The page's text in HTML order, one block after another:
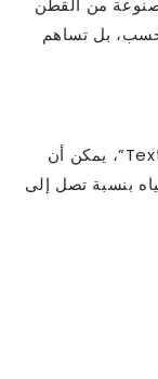
من القطن
بل تساهم
وفقًا لتقرير “Textile Exchange”، يمكن أن
بنسبة تصل إلى